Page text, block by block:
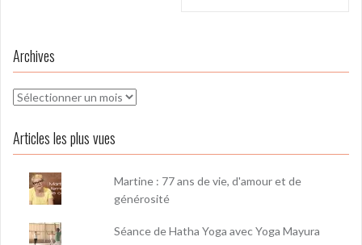
Archives
Archives
Articles les plus vues
Martine : 77 ans de vie, d'amour et de
générosité
Séance de Hatha Yoga avec Yoga Mayura